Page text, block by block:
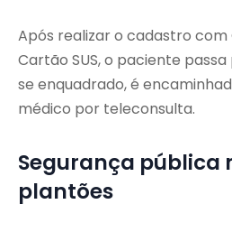
Após realizar o cadastro com
Cartão SUS, o paciente
se enquadrado, é
médico por teleconsulta.
Segurança pública
plantões